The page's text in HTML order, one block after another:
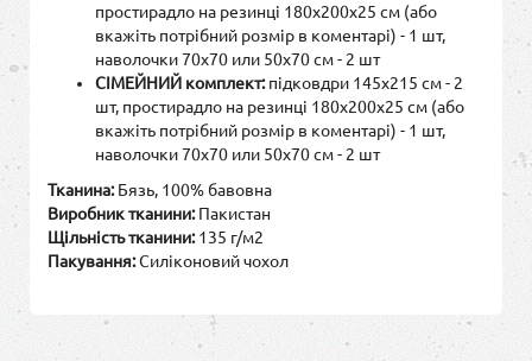
простирадло на резинці 180х200х25 см (або
вкажіть потрібний розмір в коментарі) - 1 шт,
наволочки 70х70 или 50х70 см - 2 шт
СІМЕЙНИЙ комплект:підковдри 145х215 см - 2
шт, простирадло на резинці 180х200х25 см (або
вкажіть потрібний розмір в коментарі) - 1 шт,
наволочки 70х70 или 50х70 см - 2 шт
Тканина:Бязь, 100% бавовна
Виробник тканини:Пакистан
Щільність тканини:135 г/м2
Пакування:Силіконовий чохол